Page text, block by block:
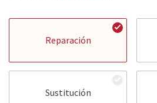
Reparación
Sustitución